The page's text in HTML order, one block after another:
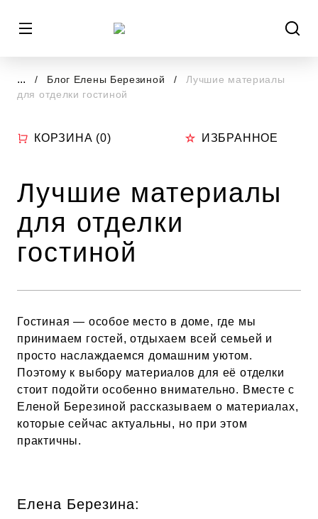
... Блог Елены Березиной
Лучшие материалы
для отделки гостиной
КОРЗИНА (0) ИЗБРАННОЕ
Лучшие материалы
для отделки
гостиной
Гостиная — особое место в доме, где мы
принимаем гостей, отдыхаем всей семьей и
просто наслаждаемся домашним уютом.
Поэтому к выбору материалов для её отделки
стоит подойти особенно внимательно. Вместе с
Еленой Березиной рассказываем о материалах,
которые сейчас актуальны, но при этом
практичны.
Елена Березина: